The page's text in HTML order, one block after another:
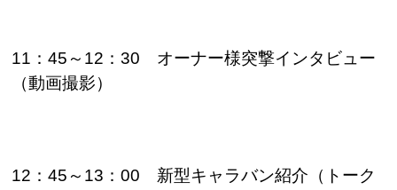
11 ：45 ～ 12 ：30 オーナー様突撃インタビュー
（動画撮影）
12 ：45 ～ 13 ：00 新型キャラバン紹介（トーク